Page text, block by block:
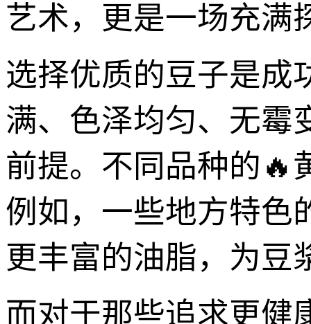
艺术，更是一场充满
选择优质的豆子是成
满、色泽均匀、无霉
前提。不同品种的🔥
例如，一些地方特色
更丰富的油脂，为豆
而对于那些追求更健